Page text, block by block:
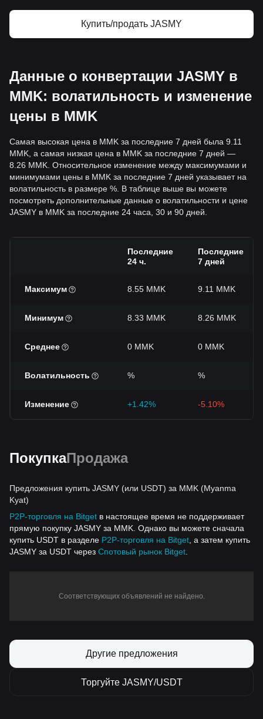
Купить/продать JASMY
Данные о конвертации JASMY в
MMK: волатильность и изменение
цены в MMK
Самая высокая цена в MMK за последние 7 дней была 9.11
MMK, а самая низкая цена в MMK за последние 7 дней —
8.26 MMK. Относительное изменение между максимумами и
минимумами цены в MMK за последние 7 дней указывает на
волатильность в размере %. В таблице выше вы можете
посмотреть дополнительные данные о волатильности и цене
JASMY в MMK за последние 24 часа, 30 и 90 дней.
Последние
24 ч.
Последние
7 дней
Максимум 8.55 MMK 9.11 MMK
Минимум 8.33 MMK 8.26 MMK
Среднее 0 MMK 0 MMK
Волатильность % %
Изменение +1.42% -5.10%
ПокупкаПродажа
Предложения купить JASMY (или USDT) за MMK (Myanma
Kyat)
P2P-торговля на Bitget в настоящее время не поддерживает
прямую покупку JASMY за MMK. Однако вы можете сначала
купить USDT в разделе P2P-торговля на Bitget , а затем купить
JASMY за USDT через Спотовый рынок Bitget
Соответствующих объявлений не найдено.
Другие предложения
Торгуйте JASMY/USDT